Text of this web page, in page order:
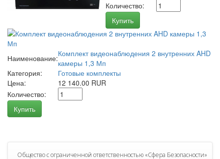
Количество:
Купить
Наименование:Комплект видеонаблюдения 2 внутренних AHD
камеры 1,3 Мп
Категория:
Готовые комплекты
Цена:
12 140.00 RUR
Количество:
Купить
Общество с ограниченной ответственностью «Сфера Безопасности»